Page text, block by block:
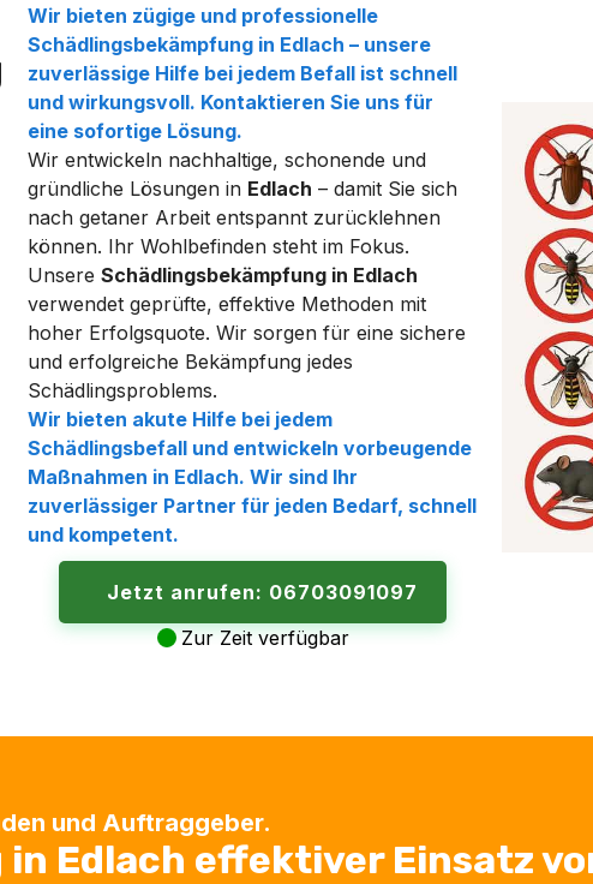
Wir bieten zügige und professionelle
Schädlingsbekämpfung in Edlach – unsere
zuverlässige Hilfe bei jedem Befall ist schnell
und wirkungsvoll. Kontaktieren Sie uns für
eine sofortige Lösung.
Wir entwickeln nachhaltige, schonende und
gründliche Lösungen in Edlach – damit Sie sich
nach getaner Arbeit entspannt zurücklehnen
können. Ihr Wohlbefinden steht im Fokus.
Unsere Schädlingsbekämpfung in Edlach
verwendet geprüfte, effektive Methoden mit
hoher Erfolgsquote. Wir sorgen für eine sichere
und erfolgreiche Bekämpfung jedes
Schädlingsproblems.
Wir bieten akute Hilfe bei jedem
Schädlingsbefall und entwickeln vorbeugende
Maßnahmen in Edlach. Wir sind Ihr
zuverlässiger Partner für jeden Bedarf, schnell
und kompetent.
Jetzt anrufen: 06703091097
Zur Zeit verfügbar
und Auftraggeber.
Edlach effektiver Einsatz